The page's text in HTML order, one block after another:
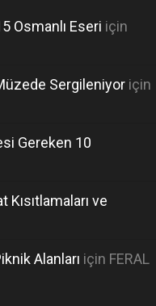
Osmanlı Eseri için
Sergileniyor için
Gereken 10
ve
Alanları için FERAL